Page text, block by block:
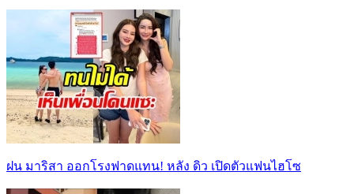
ฝน มาริสา ออกโรงฟาดแทน! หลัง ดิว เปิดตัวแฟนไฮโซ